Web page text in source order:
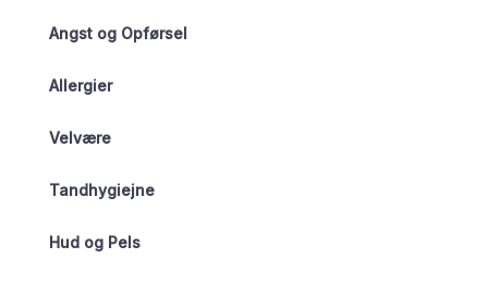
Angst og Opførsel
Allergier
Velvære
Tandhygiejne
Hud og Pels